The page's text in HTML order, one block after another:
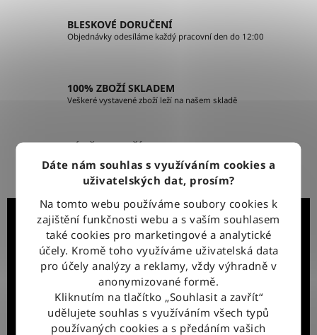
Dáte nám souhlas s využíváním cookies a
uživatelských dat, prosím?
Na tomto webu používáme soubory cookies k
zajištění funkčnosti webu a s vaším souhlasem
také cookies pro marketingové a analytické
účely. Kromě toho využíváme uživatelská data
pro účely analýzy a reklamy, vždy výhradně v
anonymizované formě.
Kliknutím na tlačítko „Souhlasit a zavřít“
udělujete souhlas s využíváním všech typů
používaných cookies a s předáním vašich
BLESKOVÉ DORUČENÍ
Objednávky odesíláme každý pracovní den do 12:00
100% ZBOŽÍ SKLADEM
Veškeré vystavené zboží leží na našem skladě
VÝMĚNA ZBOŽÍ ZDARMA
Nevyhovující zboží zdarma vyměníme do 14 dnů od jeho
doručení
Získejte slevu 100 Kč na první objednávku!
Přibližně 1x měsíčně vás informujeme o novinkách nebo
zajímavých akcích. Přihlášením souhlasíte se zasíláním
obchodních sdělení a se zpracováním osobních údajů.
Kdykoliv se můžete odhlásit.
Přihlásit se k odběru